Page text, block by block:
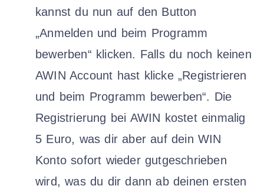
kannst du nun auf den Button
„Anmelden und beim Programm
bewerben“ klicken. Falls du noch keinen
AWIN Account hast klicke „Registrieren
und beim Programm bewerben“. Die
Registrierung bei AWIN kostet einmalig
5 Euro, was dir aber auf dein WIN
Konto sofort wieder gutgeschrieben
wird, was du dir dann ab deinen ersten